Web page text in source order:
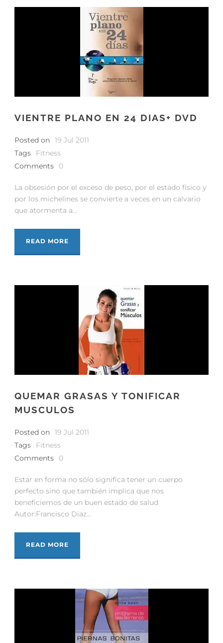
VIENTRE PLANO EN 24 DIAS+ DVD
Posted on 19 Jul 2011
Tags
Fitness
Comments
0
La obsesión por el exceso de peso, por el estado físico y
por los michelines se convierte a veces en un calvario
que atormenta a...
READ MORE
QUEMAR GRASAS Y TONIFICAR
MUSCULOS
Posted on 19 Jul 2011
Tags
Fitness
Comments
0
Estar en forma no sólo significa tener un cuerpo
perfecto sino que también implica que nos
beneficiemos de un buen estado de salud
Autor:Francisco Diaz...
READ MORE